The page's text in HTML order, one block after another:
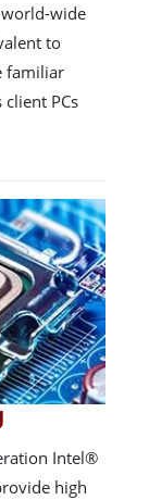
wide
to
familiar
PCs
Intel®
high